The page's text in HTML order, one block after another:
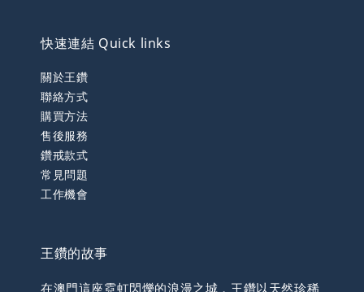
快速連結 Quick links
關於王鑽
聯絡方式
購買方法
售後服務
鑽戒款式
常見問題
工作機會
王鑽的故事
在澳門這座霓虹閃爍的浪漫之城，王鑽以天然珍稀